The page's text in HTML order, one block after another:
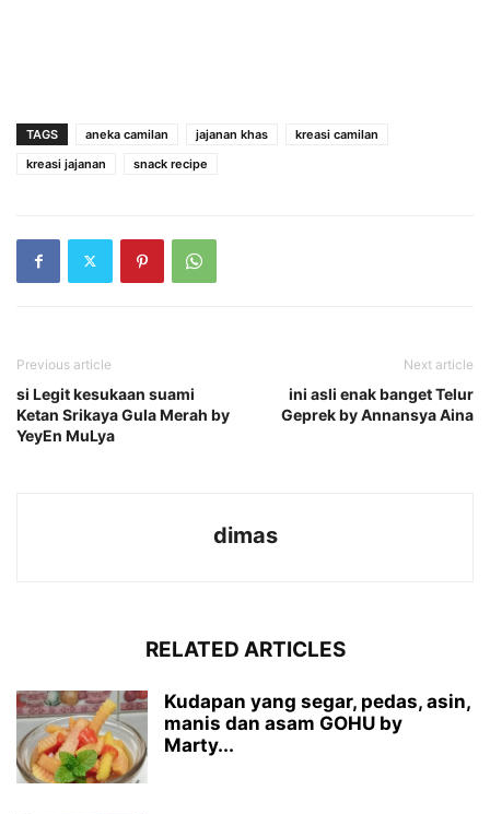
TAGS aneka camilan jajanan khas
kreasi camilan
kreasi jajanan
snack recipe
Previous article
si Legit kesukaan suami
Ketan Srikaya Gula Merah by
YeyEn MuLya
Next article
ini asli enak banget Telur
Geprek by Annansya Aina
dimas
RELATED ARTICLES
Kudapan yang segar, pedas, asin,
manis dan asam GOHU by
Marty...